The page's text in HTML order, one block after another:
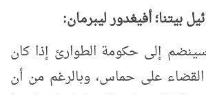
بيتنا؛ أفيغدور ليبرمان:
إلى حكومة الطوارئ إذا كان
القضاء على حماس، وبالرغم من أن